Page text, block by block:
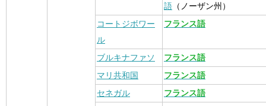
語 （ノーザン州）
コートジボワー
ル
フランス語
ブルキナファソ
フランス語
マリ共和国
フランス語
セネガル
フランス語